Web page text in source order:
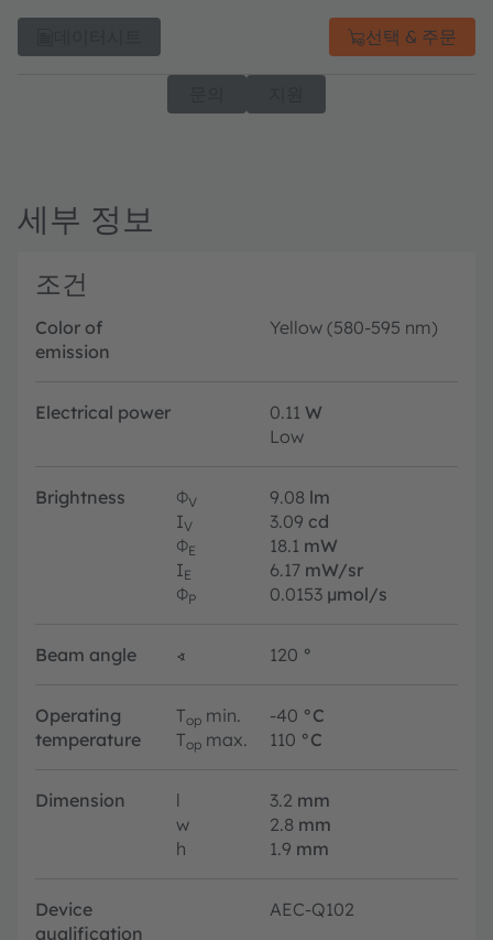
선택 & 주문
세부 정보
조건
Color of
emission
Yellow (580-595 nm)
Electrical power 0.11 W
Low
Brightness ΦV 9.08 lm
IV 3.09 cd
ΦE 18.1 mW
IE 6.17 mW/sr
ΦP 0.0153 µmol/s
Beam angle ∢ 120 °
Operating
temperature
Top min. -40 °C
Top max. 110 °C
Dimension l 3.2 mm
w
2.8 mm
h
1.9 mm
Device
qualification
AEC-Q102